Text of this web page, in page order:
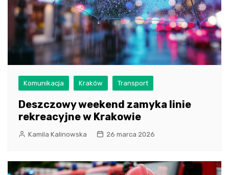
Komunikacja Kraków Transport
Deszczowy weekend zamyka linie
rekreacyjne w Krakowie
Kamila Kalinowska 26 marca 2026